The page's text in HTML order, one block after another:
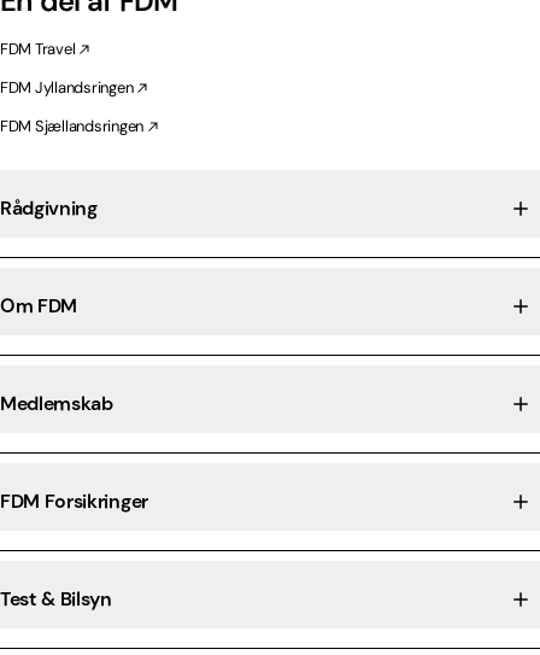
FDM Travel
FDM Jyllandsringen
FDM Sjællandsringen
Rådgivning
Om FDM
Medlemskab
FDM Forsikringer
Test & Bilsyn